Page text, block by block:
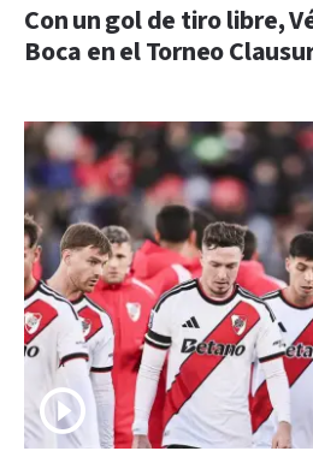
Con un gol de tiro libre,
Boca en el Torneo